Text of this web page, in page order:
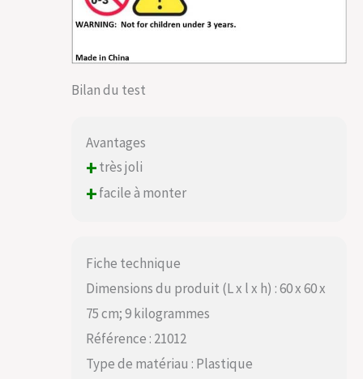
Bilan du test
Avantages
+très joli
+facile à monter
Fiche technique
Dimensions du produit (L x l x h) : 60 x 60 x
75 cm; 9 kilogrammes
Référence : 21012
Type de matériau : Plastique